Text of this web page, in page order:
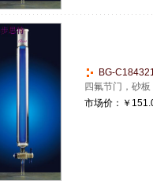
BG-
四氟节门，砂
市场价： ￥